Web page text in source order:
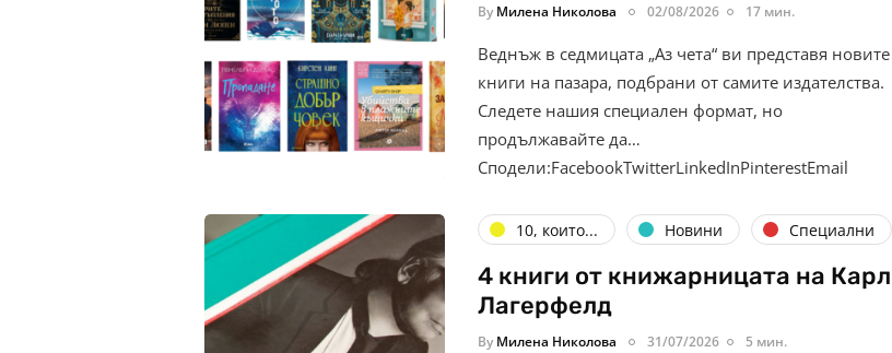
By Милена Николова 02/08/2026 17 мин.
Веднъж в седмицата „Аз чета“ ви представя новите
книги на пазара, подбрани от самите издателства.
Следете нашия специален формат, но
продължавайте да…
Сподели:FacebookTwitterLinkedInPinterestEmail
10, които... Новини Специални
4 книги от книжарницата на Карл
Лагерфелд
By Милена Николова 31/07/2026 5 мин.